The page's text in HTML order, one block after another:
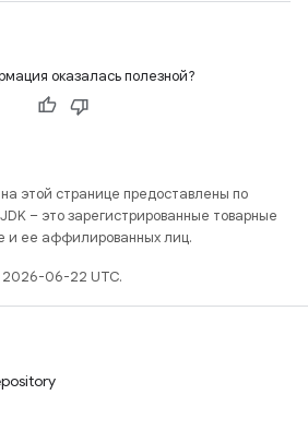
оказалась полезной?
этой странице предоставлены по
– это зарегистрированные товарные
и ее аффилированных лиц.
2026-06-22 UTC.